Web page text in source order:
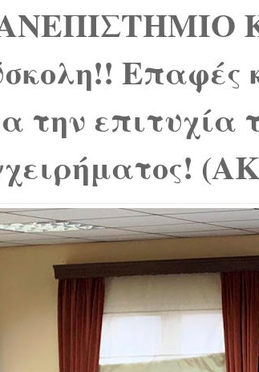
Επαφές
την επιτυχία